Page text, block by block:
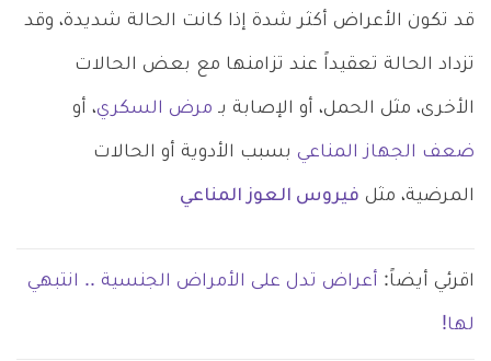
قد تكون الأعراض أكثر شدة إذا كانت الحالة شديدة، وقد
تزداد الحالة تعقيداً عند تزامنها مع بعض الحالات
الأخرى، مثل الحمل، أو الإصابة بـ مرض السكري، أو
ضعف الجهاز المناعي بسبب الأدوية أو الحالات
المرضية، مثل فيروس العوز المناعي
اقرئي أيضاً: أعراض تدل على الأمراض الجنسية .. انتبهي
لها!